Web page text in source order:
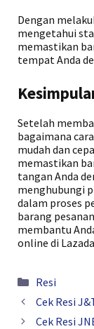
Dengan
mengetahui
memastikan
tempat Anda
Setelah
bagaimana
mudah dan
memastikan
tangan Anda
menghubungi
dalam proses
barang
membantu
online di
Kategori
Resi
Cek Resi
Cek Resi